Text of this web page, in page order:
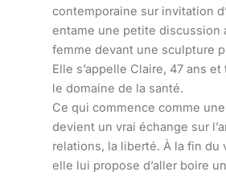
contemporaine sur invitation
entame une petite discussion
femme devant une sculpture
Elle s’appelle Claire, 47 ans
le domaine de la santé.
Ce qui commence comme
devient un vrai échange sur
relations, la liberté. À la fin du
elle lui propose d’aller boire